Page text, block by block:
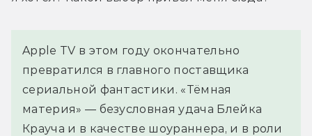
Apple TV в этом году окончательно
превратился в главного поставщика
сериальной фантастики. «Тёмная
материя» — безусловная удача Блейка
Крауча и в качестве шоураннера, и в роли